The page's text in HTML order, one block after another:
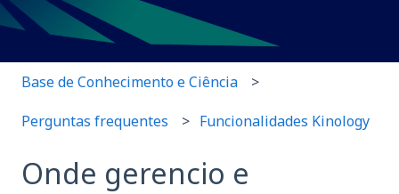
Base de Conhecimento e Ciência
Perguntas frequentes Funcionalidades Kinology
Onde gerencio e